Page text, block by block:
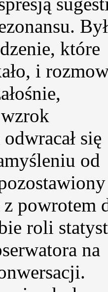
które
i
się
od
z powrotem
roli
na